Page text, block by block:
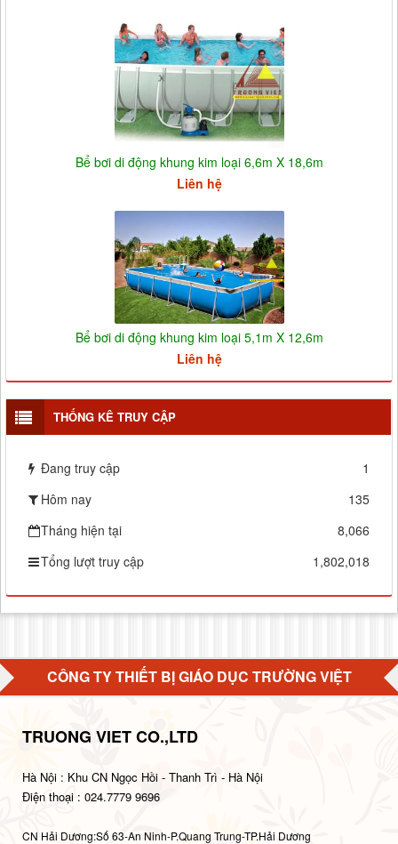
Bể bơi di động khung kim loại 6,6m X 18,6m
Liên hệ
Bể bơi di động khung kim loại 5,1m X 12,6m
Liên hệ
THỐNG KÊ TRUY CẬP
Đang truy cập
1
Hôm nay
135
Tháng hiện tại
8,066
Tổng lượt truy cập
1,802,018
CÔNG TY THIẾT BỊ GIÁO DỤC TRƯỜNG VIỆT
TRUONG VIET CO.,LTD
Hà Nội : Khu CN Ngọc Hồi - Thanh Trì - Hà Nội
Điện thoại : 024.7779 9696
CN Hải Dương:Số 63-An Ninh-P.Quang Trung-TP.Hải Dương